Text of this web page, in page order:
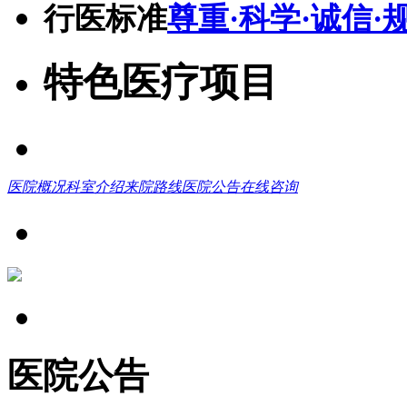
行医标准尊重·科学·诚信·
特色医疗项目
医院概况科室介绍来院路线医院公告在线咨询
医院公告